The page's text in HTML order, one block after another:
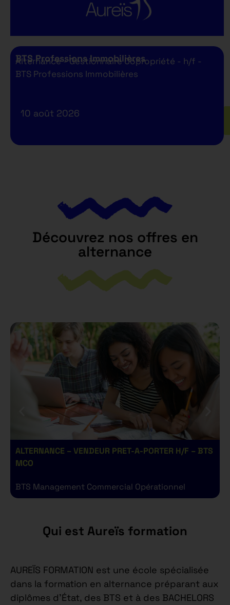
BTS Professions Immobilières
Alternance - Gestionnaire Copropriété - h/f -
BTS Professions Immobilières
10 août 2026
Découvrez nos offres en
alternance
ALTERNANCE – VENDEUR PRET-A-PORTER H/F – BTS
MCO
BTS Management Commercial Opérationnel
Qui est Aureïs formation
AUREÏS FORMATION est une école spécialisée
dans la formation en alternance préparant aux
diplômes d’État, des BTS et à des BACHELORS